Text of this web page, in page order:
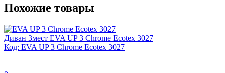
Похожие товары
Диван 3мест EVA UP 3 Chrome Ecotex 3027
Код: EVA UP 3 Chrome Ecotex 3027